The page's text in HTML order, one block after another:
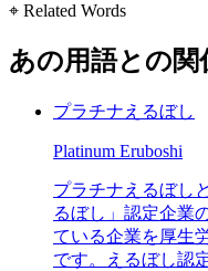
⌖ Related Words
あの用語との関
プラチナえるぼし
Platinum Eruboshi
プラチナえるぼし
るぼし」認定企業
ている企業を厚生
です。えるぼし認